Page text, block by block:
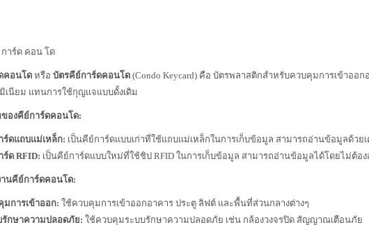
การ์ด คอน โด
คอนโด หรือ บัตรคีย์การ์ดคอนโด (Condo Keycard) คือ บัตรพลาสติกสำหรับควบคุมการเข้าออ
เนียม แทนการใช้กุญแจแบบดั้งเดิม
ของคีย์การ์ดคอนโด:
ร์ดแถบแม่เหล็ก: เป็นคีย์การ์ดแบบเก่าที่ใช้แถบแม่เหล็กในการเก็บข้อมูล สามารถอ่านข้อมูลด้วย
ร์ด RFID: เป็นคีย์การ์ดแบบใหม่ที่ใช้ชิป RFID ในการเก็บข้อมูล สามารถอ่านข้อมูลได้โดยไม่ต้อ
านคีย์การ์ดคอนโด:
มการเข้าออก: ใช้ควบคุมการเข้าออกอาคาร ประตู ลิฟต์ และพื้นที่ส่วนกลางต่างๆ
รักษาความปลอดภัย: ใช้ควบคุมระบบรักษาความปลอดภัย เช่น กล้องวงจรปิด สัญญาณเตือนภัย